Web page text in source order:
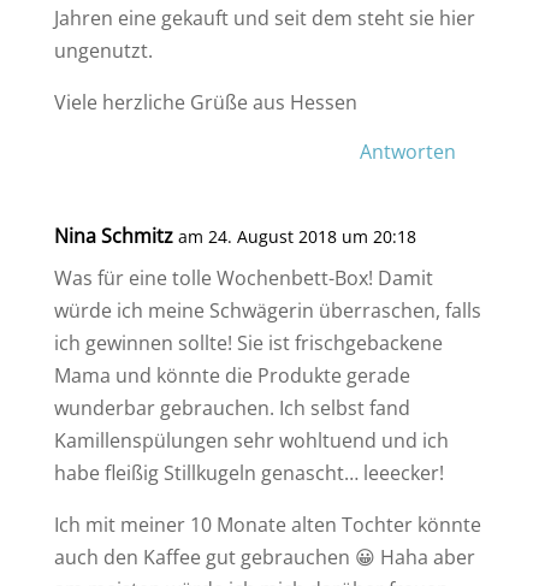
Jahren eine gekauft und seit dem steht sie hier
ungenutzt.
Viele herzliche Grüße aus Hessen
Antworten
Nina Schmitz am 24. August 2018 um 20:18
Was für eine tolle Wochenbett-Box! Damit
würde ich meine Schwägerin überraschen, falls
ich gewinnen sollte! Sie ist frischgebackene
Mama und könnte die Produkte gerade
wunderbar gebrauchen. Ich selbst fand
Kamillenspülungen sehr wohltuend und ich
habe fleißig Stillkugeln genascht… leeecker!
Ich mit meiner 10 Monate alten Tochter könnte
auch den Kaffee gut gebrauchen 😀 Haha aber